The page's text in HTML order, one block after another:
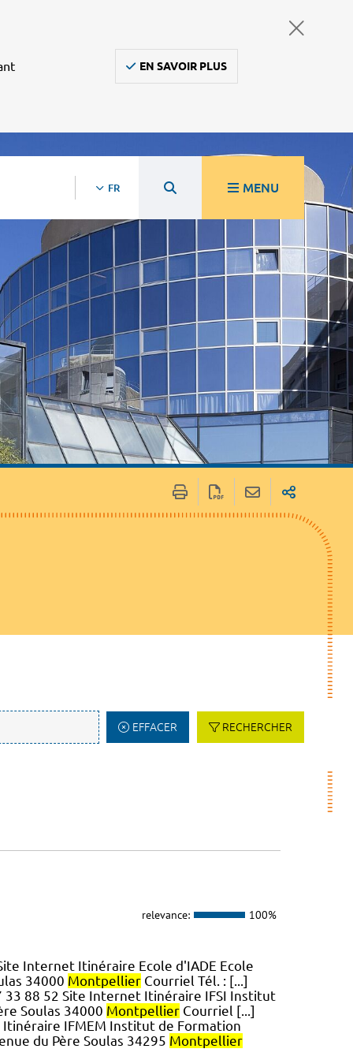
EN SAVOIR PLUS
FR MENU
EFFACER RECHERCHER
relevance: 100%
Internet Itinéraire Ecole d'IADE Ecole
34000 MontpellierCourriel Tél. : [...]
33 88 52 Site Internet Itinéraire IFSI Institut
Soulas 34000 MontpellierCourriel [...]
IFMEM Institut de Formation
du Père Soulas 34295 Montpellier